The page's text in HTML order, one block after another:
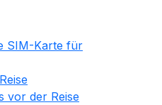
SIM-Karte für
vor der Reise